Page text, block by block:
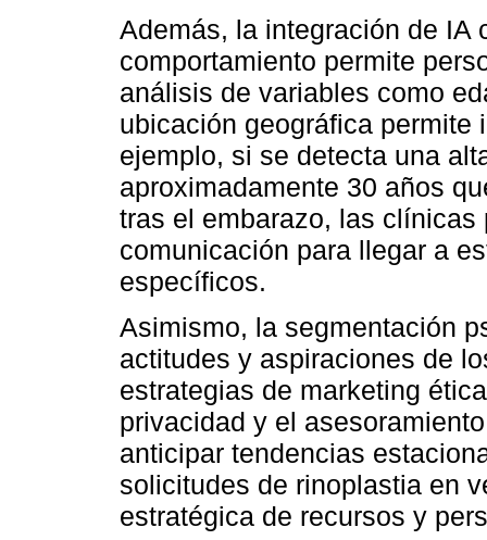
Además, la integración de IA
comportamiento permite
análisis de variables como
ubicación geográfica permite
ejemplo, si se detecta una
aproximadamente 30 años
tras el embarazo, las
comunicación para llegar a
específicos.
Asimismo, la segmentación
actitudes y aspiraciones de
estrategias de marketing
privacidad y el
anticipar tendencias
solicitudes de rinoplastia en
estratégica de recursos y